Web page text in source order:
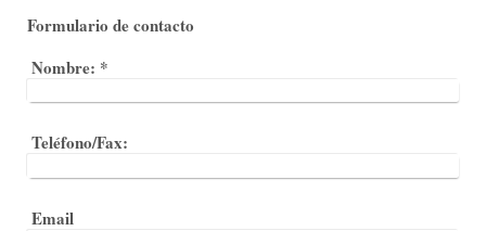
Formulario de contacto
Nombre: *
Teléfono/Fax:
Email